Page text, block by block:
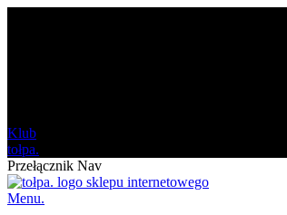
Klub
tołpa.
Przełącznik Nav
Menu.